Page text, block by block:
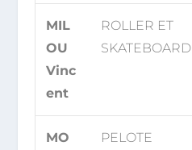
MIL
OU
Vinc
ent
ROLLER ET
SKATEBOARD
MO
PELOTE